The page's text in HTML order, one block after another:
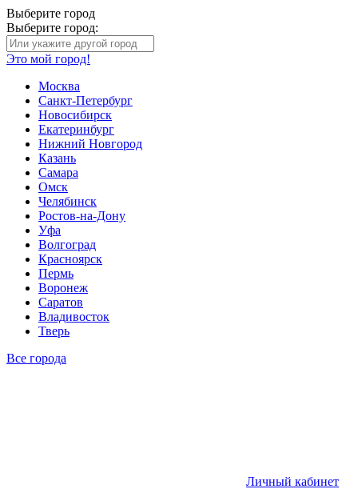
Выберите город
Выберите город:
Это мой город!
Москва
Санкт-Петербург
Новосибирск
Екатеринбург
Нижний Новгород
Казань
Самара
Омск
Челябинск
Ростов-на-Дону
Уфа
Волгоград
Красноярск
Пермь
Воронеж
Саратов
Владивосток
Тверь
Все города
Личный кабинет